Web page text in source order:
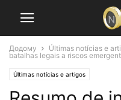
Додому Últimas notícias e
batalhas legais a riscos
Últimas notícias e artigos